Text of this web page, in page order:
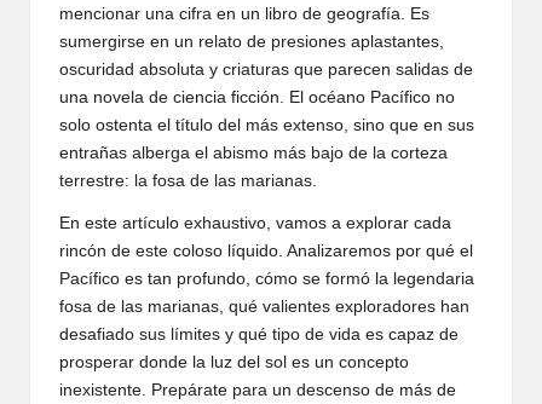
mencionar una cifra en un libro de geografía. Es
sumergirse en un relato de presiones aplastantes,
oscuridad absoluta y criaturas que parecen salidas de
una novela de ciencia ficción. El océano Pacífico no
solo ostenta el título del más extenso, sino que en sus
entrañas alberga el abismo más bajo de la corteza
terrestre: la fosa de las marianas.
En este artículo exhaustivo, vamos a explorar cada
rincón de este coloso líquido. Analizaremos por qué el
Pacífico es tan profundo, cómo se formó la legendaria
fosa de las marianas, qué valientes exploradores han
desafiado sus límites y qué tipo de vida es capaz de
prosperar donde la luz del sol es un concepto
inexistente. Prepárate para un descenso de más de